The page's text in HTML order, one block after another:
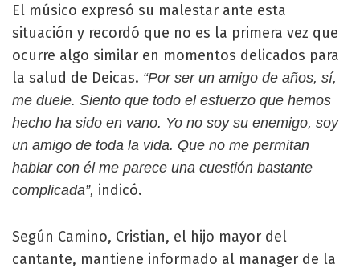
El músico expresó su malestar ante esta
situación y recordó que no es la primera vez que
ocurre algo similar en momentos delicados para
la salud de Deicas. “Por ser un amigo de años, sí,
me duele. Siento que todo el esfuerzo que hemos
hecho ha sido en vano. Yo no soy su enemigo, soy
un amigo de toda la vida. Que no me permitan
hablar con él me parece una cuestión bastante
complicada”, indicó.
Según Camino, Cristian, el hijo mayor del
cantante, mantiene informado al manager de la